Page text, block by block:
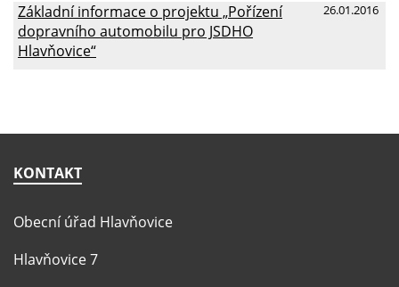
26.01.2016
Základní informace o projektu „Pořízení
dopravního automobilu pro JSDHO
Hlavňovice“
KONTAKT
Obecní úřad Hlavňovice
Hlavňovice 7